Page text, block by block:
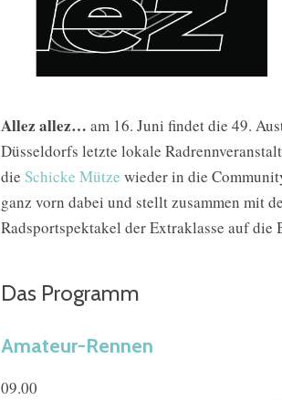
Allez allez… am 16. Juni findet die 49.
Düsseldorfs letzte lokale
die Schicke Mütze wieder in die
ganz vorn dabei und stellt zusammen mit
Radsportspektakel der Extraklasse auf die
Das Programm
Amateur-Rennen
09.00